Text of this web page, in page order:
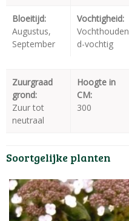
Bloeitijd:
Augustus,
September
Vochtigheid:
Vochthouden
d-vochtig
Zuurgraad
grond:
Zuur tot
neutraal
Hoogte in
CM:
300
Soortgelijke planten